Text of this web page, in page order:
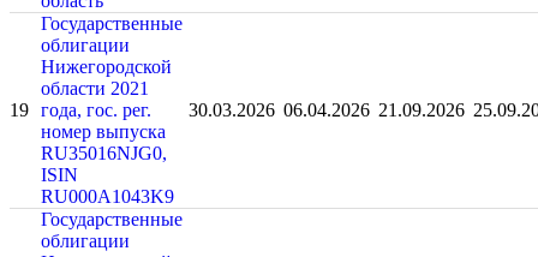
19
Государственные
облигации
Нижегородской
области 2021
года, гос. рег.
номер выпуска
RU35016NJG0,
ISIN
RU000A1043K9
30.03.2026 06.04.2026 21.09.2026
Государственные
облигации